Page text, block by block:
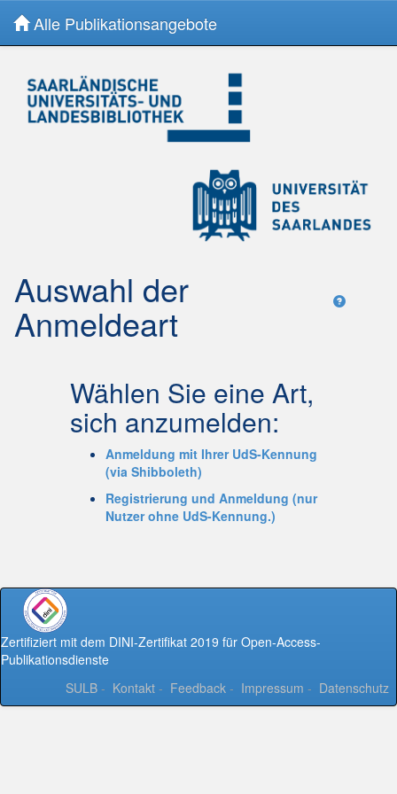
navigation
Alle Publikationsangebote
Auswahl der
Anmeldeart
Wählen Sie eine Art,
sich anzumelden:
Anmeldung mit Ihrer UdS-Kennung
(via Shibboleth)
Registrierung und Anmeldung (nur
Nutzer ohne UdS-Kennung.)
Zertifiziert mit dem DINI-Zertifikat 2019 für Open-Access-
Publikationsdienste
SULB - Kontakt - Feedback - Impressum - Datenschutz